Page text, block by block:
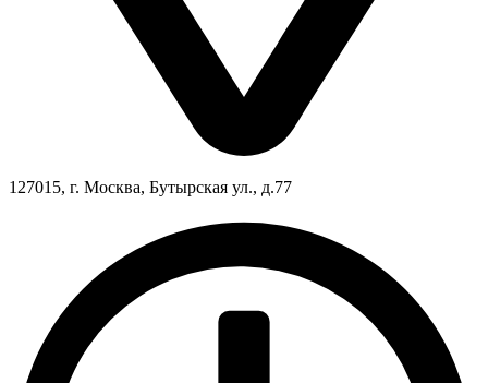
127015, г. Москва, Бутырская ул., д.77